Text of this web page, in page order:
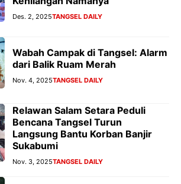
Des. 2, 2025TANGSEL DAILY
Wabah Campak di Tangsel: Alarm
dari Balik Ruam Merah
Nov. 4, 2025TANGSEL DAILY
Relawan Salam Setara Peduli
Bencana Tangsel Turun
Langsung Bantu Korban Banjir
Sukabumi
Nov. 3, 2025TANGSEL DAILY